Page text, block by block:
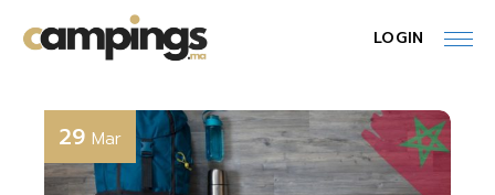
the
content
LOGIN
29 Mar